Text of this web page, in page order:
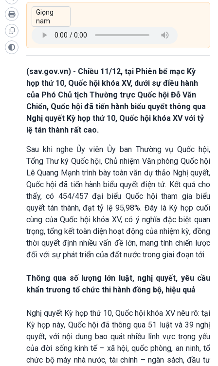
(sav.gov.vn) - Chiều 11/12, tại Phiên bế mạc Kỳ
họp thứ 10, Quốc hội khóa XV, dưới sự điều hành
của Phó Chủ tịch Thường trực Quốc hội Đỗ Văn
Chiến, Quốc hội đã tiến hành biểu quyết thông qua
Nghị quyết Kỳ họp thứ 10, Quốc hội khóa XV với tỷ
lệ tán thành rất cao.
Sau khi nghe Ủy viên Ủy ban Thường vụ Quốc hội,
Tổng Thư ký Quốc hội, Chủ nhiệm Văn phòng Quốc hội
Lê Quang Mạnh trình bày toàn văn dự thảo Nghị quyết,
Quốc hội đã tiến hành biểu quyết điện tử. Kết quả cho
thấy, có 454/457 đại biểu Quốc hội tham gia biểu
quyết tán thành, đạt tỷ lệ 95,98%. Đây là Kỳ họp cuối
cùng của Quốc hội khóa XV, có ý nghĩa đặc biệt quan
trọng, tổng kết toàn diện hoạt động của nhiệm kỳ, đồng
thời quyết định nhiều vấn đề lớn, mang tính chiến lược
đối với sự phát triển của đất nước trong giai đoạn tới.
Thông qua số lượng lớn luật, nghị quyết, yêu cầu
khẩn trương tổ chức thi hành đồng bộ, hiệu quả
Nghị quyết Kỳ họp thứ 10, Quốc hội khóa XV nêu rõ: tại
Kỳ họp này, Quốc hội đã thông qua 51 luật và 39 nghị
quyết, với nội dung bao quát nhiều lĩnh vực trọng yếu
của đời sống kinh tế – xã hội, quốc phòng, an ninh, tổ
chức bộ máy nhà nước, tài chính – ngân sách, đầu tư